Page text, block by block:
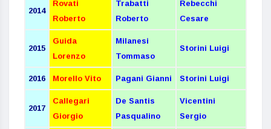
2014
Rovati
Roberto
Trabatti
Roberto
Rebecchi
Cesare
2015
Guida
Lorenzo
Milanesi
Tommaso
Storini Luigi
2016 Morello Vito Pagani Gianni Storini Luigi
2017
Callegari
Giorgio
De Santis
Pasqualino
Vicentini
Sergio